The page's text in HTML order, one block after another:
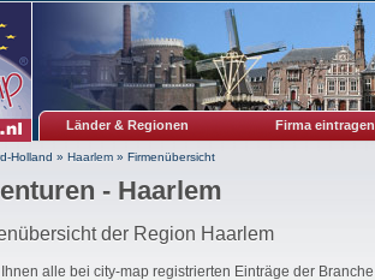
Länder & Regionen Firma eintragen
Holland » Haarlem» Firmenübersicht
- Haarlem
der Region Haarlem
alle bei city-map registrierten Einträge der Branche